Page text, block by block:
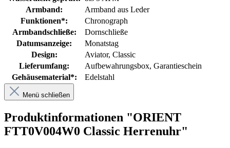
Armband:
Armband aus Leder
Funktionen*:
Chronograph
Armbandschließe:
Dornschließe
Datumsanzeige:
Monatstag
Design:
Aviator, Classic
Lieferumfang:
Aufbewahrungsbox, Garantieschein
Gehäusematerial*:
Edelstahl
Menü schließen
Produktinformationen "ORIENT
FTT0V004W0 Classic Herrenuhr"